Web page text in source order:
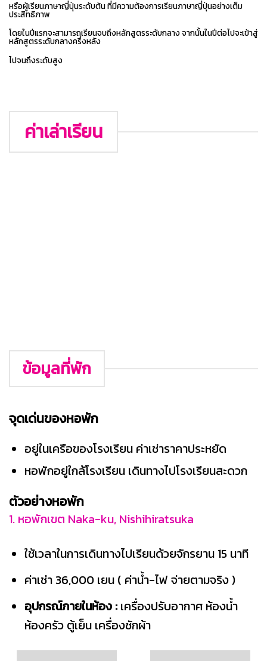
หรือผู้เรียนภาษาญี่ปุ่นระดับต้น ที่มีความต้องการเรียนภาษาญี่ปุ่นอย่างเต็ม
ประสิทธิภาพ
โดยในปีแรกจะสามารถเรียนจบถึงหลักสูตรระดับกลาง จากนั้นในปีต่อไปจะเข้าสู่
หลักสูตรระดับกลางครึ่งหลัง
ไปจนถึงระดับสูง
ค่าเล่าเรียน
ข้อมูลที่พัก
จุดเด่นของหอพัก
อยู่ในเครือของโรงเรียน ค่าเช่าราคาประหยัด
หอพักอยู่ใกล้โรงเรียน เดินทางไปโรงเรียนสะดวก
ตัวอย่างหอพัก
1. หอพักเขต Naka-ku, Nishihiratsuka
ใช้เวลาในการเดินทางไปเรียนด้วยจักรยาน 15 นาที
ค่าเช่า 36,000 เยน ( ค่าน้ำ-ไฟ จ่ายตามจริง )
อุปกรณ์ภายในห้อง : เครื่องปรับอากาศ ห้องน้ำ
ห้องครัว ตู้เย็น เครื่องซักผ้า